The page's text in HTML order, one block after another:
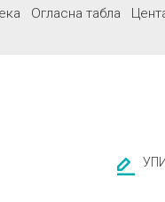
Огласна табла